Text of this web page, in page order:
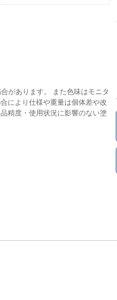
があります。 また色味はモニタ
により仕様や重量は個体差や改
精度・使用状況に影響のない塗